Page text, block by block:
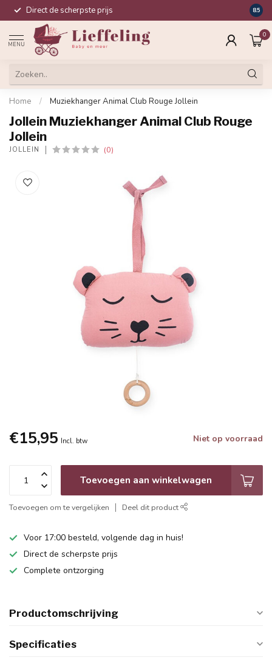
Direct de scherpste prijs 8.5
MENU
0
Home / Muziekhanger Animal Club Rouge Jollein
Jollein Muziekhanger Animal Club Rouge
Jollein
JOLLEIN (0)
€15,95 Incl. btw Niet op voorraad
Toevoegen aan winkelwagen
Toevoegen om te vergelijken Deel dit product
Voor 17:00 besteld, volgende dag in huis!
Direct de scherpste prijs
Complete ontzorging
Productomschrijving
Specificaties